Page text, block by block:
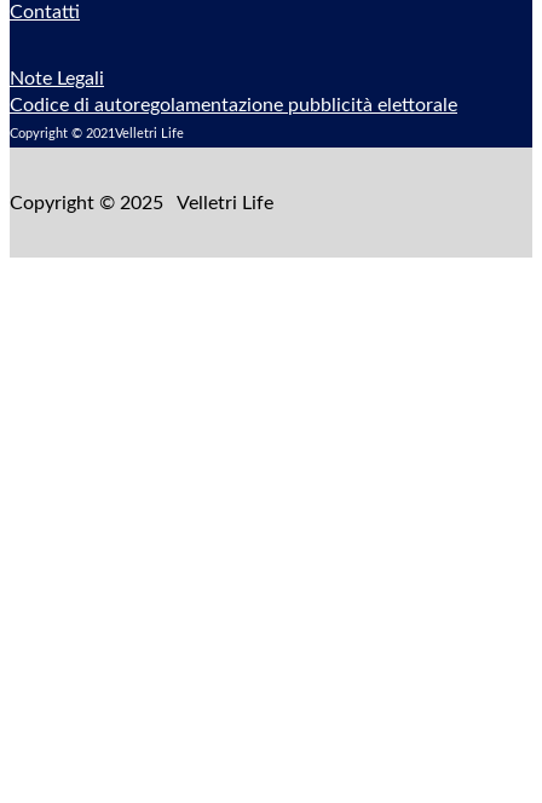
Contatti
Note Legali
Codice di autoregolamentazione pubblicità elettorale
Copyright © 2021Velletri Life
Copyright © 2025 Velletri Life